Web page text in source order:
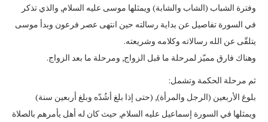
وفترة الشباب (الشاب والشابة) ويمثلها موسى عليه السلام, والذي تذكر
في السورة تفاصيل عن بداية رسالته حين انتهى عصر فرعون وبدأ موسى
يتلقّى عن الله رسالاته وكلامه وشريعته.
وهناك فارق مميّز لمرحلة ما قبل الزواج, ومرحلة ما بعد الزواج.
ثم مرحلة الحكمة وتشمل:
بلوغ الأربعين (الرجل والمرأة), (حتى إذا بلغ أشُدّه وبلغ أربعين سنة)
ويمثلها في السورة إسماعيل عليه السلام, حيث كان له أهل يأمرهم بالصلاة